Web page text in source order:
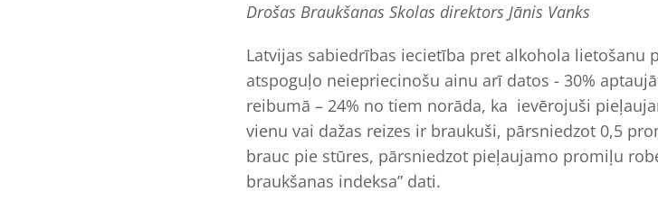
Drošas Braukšanas Skolas direktors Jānis Vanks
Latvijas sabiedrības iecietība pret alkohola lietošanu
atspoguļo neiepriecinošu ainu arī datos - 30%
reibumā – 24% no tiem norāda, ka ievērojuši
vienu vai dažas reizes ir braukuši, pārsniedzot 0,5
brauc pie stūres, pārsniedzot pieļaujamo promiļu
braukšanas indeksa” dati.